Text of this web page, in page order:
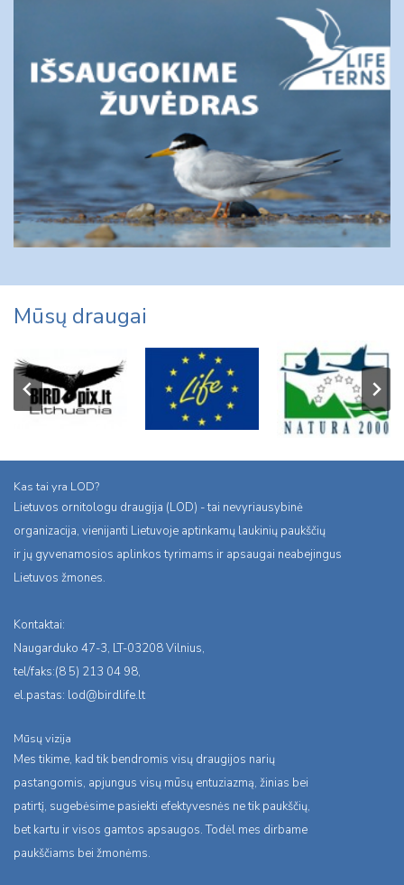
Mūsų draugai
Kas tai yra LOD?
Lietuvos ornitologu draugija (LOD) - tai nevyriausybinė
organizacija, vienijanti Lietuvoje aptinkamų laukinių paukščių
ir jų gyvenamosios aplinkos tyrimams ir apsaugai neabejingus
Lietuvos žmones.
Kontaktai:
Naugarduko 47-3, LT-03208 Vilnius,
tel/faks:(8 5) 213 04 98,
el.pastas: lod@birdlife.lt
Mūsų vizija
Mes tikime, kad tik bendromis visų draugijos narių
pastangomis, apjungus visų mūsų entuziazmą, žinias bei
patirtį, sugebėsime pasiekti efektyvesnės ne tik paukščių,
bet kartu ir visos gamtos apsaugos. Todėl mes dirbame
paukščiams bei žmonėms.